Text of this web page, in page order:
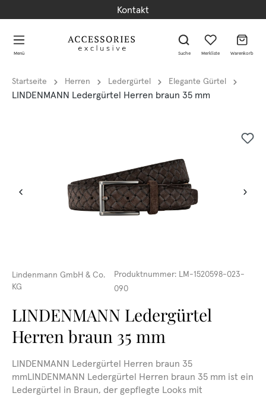
Kontakt
Menü Suche Merkliste Warenkorb
Startseite Herren Ledergürtel Elegante Gürtel
LINDENMANN Ledergürtel Herren braun 35 mm
Lindenmann GmbH & Co.
KG
Produktnummer: LM-1520598-023-
090
LINDENMANN Ledergürtel
Herren braun 35 mm
LINDENMANN Ledergürtel Herren braun 35
mmLINDENMANN Ledergürtel Herren braun 35 mm ist ein
Ledergürtel in Braun, der gepflegte Looks mit